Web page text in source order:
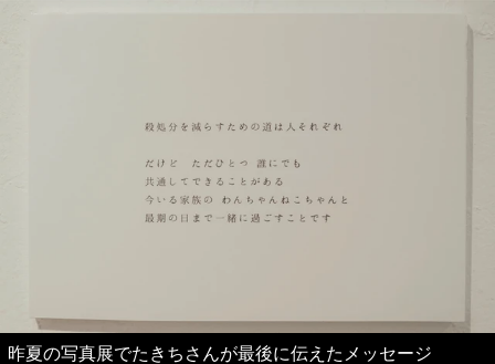
昨夏の写真展でたきちさんが最後に伝えたメッセージ